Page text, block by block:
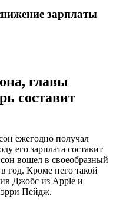
зарплаты
главы
составит
ежегодно получал
его зарплата составит
вошел в своеобразный
год. Кроме него такой
Джобс из Apple и
Пейдж.